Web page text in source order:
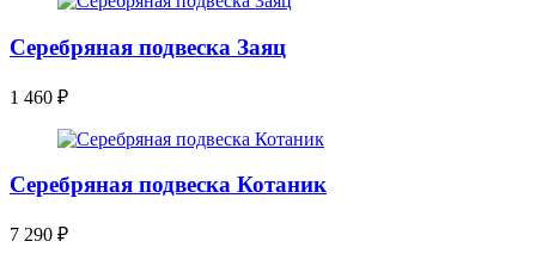
Серебряная подвеска Заяц
1 460 ₽
Серебряная подвеска Котаник
7 290 ₽